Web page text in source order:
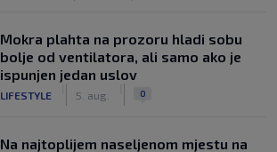
Mokra plahta na prozoru hladi sobu
bolje od ventilatora, ali samo ako je
ispunjen jedan uslov
LIFESTYLE 5. aug. 0
Na najtoplijem naseljenom mjestu na